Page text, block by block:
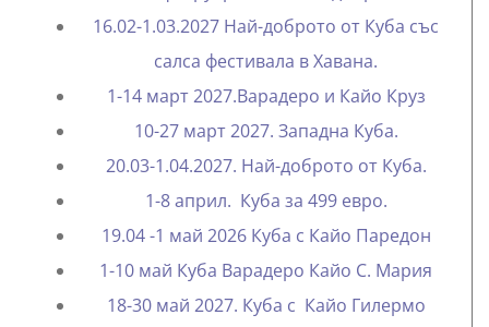
16.02-1.03.2027 Най-доброто от Куба със
салса фестивала в Хавана.
1-14 март 2027.Варадеро и Кайо Круз
10-27 март 2027. Западна Куба.
20.03-1.04.2027. Най-доброто от Куба.
1-8 април. Куба за 499 евро.
19.04 -1 май 2026 Куба с Кайо Паредон
1-10 май Куба Варадеро Кайо С. Мария
18-30 май 2027. Куба с Кайо Гилермо